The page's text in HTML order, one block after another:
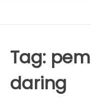
Tag:
daring